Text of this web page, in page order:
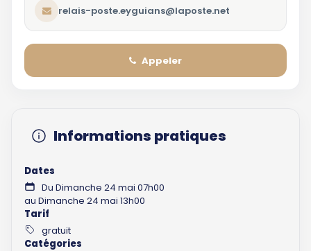
relais-poste.eyguians@laposte.net
Appeler
Informations pratiques
Dates
Du Dimanche 24 mai 07h00
au Dimanche 24 mai 13h00
Tarif
gratuit
Catégories